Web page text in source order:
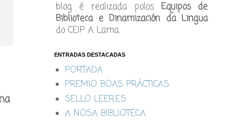
blog é realizada polos Equipos de
Biblioteca e Dinamización da Lingua
do CEIP A Lama.
ENTRADAS DESTACADAS
PORTADA
PREMIO BOAS PRÁCTICAS
SELLO LEER.ES
A NOSA BIBLIOTECA